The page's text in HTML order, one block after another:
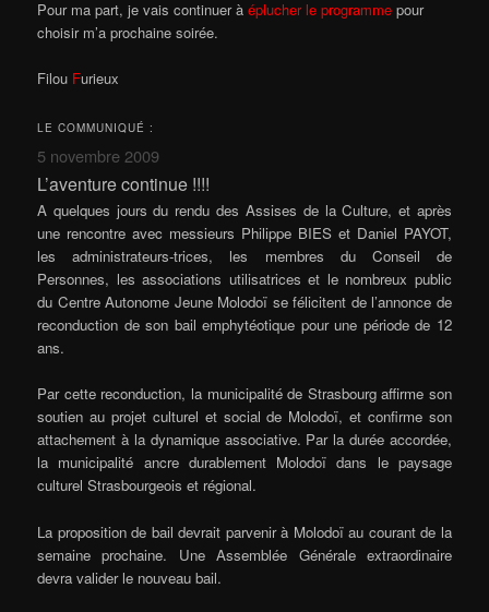
Pour ma part, je vais continuer àéplucher le programme pour
choisir m’a prochaine soirée.
Filou Furieux
LE COMMUNIQUÉ :
5 novembre 2009
L’aventure continue !!!!
A quelques jours du rendu des Assises de la Culture, et après
une rencontre avec messieurs Philippe BIES et Daniel PAYOT,
les administrateurs-trices, les membres du Conseil de
Personnes, les associations utilisatrices et le nombreux public
du Centre Autonome Jeune Molodoï se félicitent de l’annonce de
reconduction de son bail emphytéotique pour une période de 12
ans.
Par cette reconduction, la municipalité de Strasbourg affirme son
soutien au projet culturel et social de Molodoï, et confirme son
attachement à la dynamique associative. Par la durée accordée,
la municipalité ancre durablement Molodoï dans le paysage
culturel Strasbourgeois et régional.
La proposition de bail devrait parvenir à Molodoï au courant de la
semaine prochaine. Une Assemblée Générale extraordinaire
devra valider le nouveau bail.